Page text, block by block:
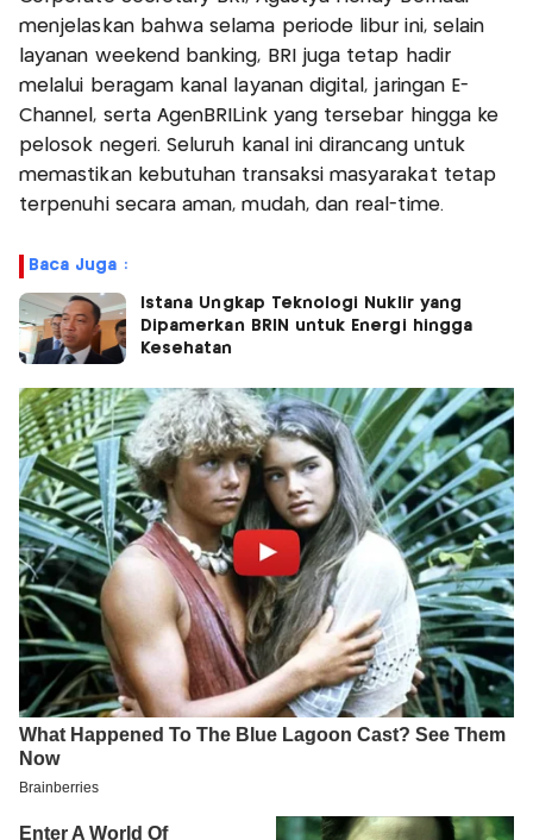
menjelaskan bahwa selama periode libur ini, selain
layanan weekend banking, BRI juga tetap hadir
melalui beragam kanal layanan digital, jaringan E-
Channel, serta AgenBRILink yang tersebar hingga ke
pelosok negeri. Seluruh kanal ini dirancang untuk
memastikan kebutuhan transaksi masyarakat tetap
terpenuhi secara aman, mudah, dan real-time.
Baca Juga :
Istana Ungkap Teknologi Nuklir yang
Dipamerkan BRIN untuk Energi hingga
Kesehatan